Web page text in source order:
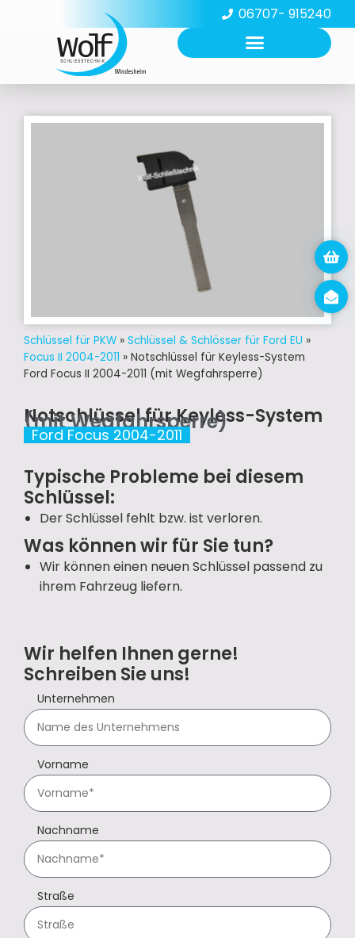
06707- 915240
Schlüssel für PKW » Schlüssel & Schlösser für Ford EU »
Focus II 2004-2011 » Notschlüssel für Keyless-System
Ford Focus II 2004-2011 (mit Wegfahrsperre)
Notschlüssel für Keyless-System
(mit Wegfahrsperre)
Ford Focus 2004-2011
Typische Probleme bei diesem
Schlüssel:
Der Schlüssel fehlt bzw. ist verloren.
Was können wir für Sie tun?
Wir können einen neuen Schlüssel passend zu
ihrem Fahrzeug liefern.
Wir helfen Ihnen gerne!
Schreiben Sie uns!
Unternehmen
Vorname
Nachname
Straße